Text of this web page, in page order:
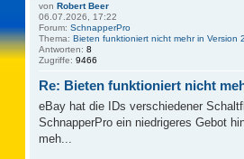
von Robert Beer
06.07.2026, 17:22
Forum: SchnapperPro
Thema: Bieten funktioniert nicht mehr in Version
Antworten: 8
Zugriffe: 9466
Re: Bieten funktioniert nicht
eBay hat die IDs verschiedener
SchnapperPro ein niedrigeres Gebot
meh...